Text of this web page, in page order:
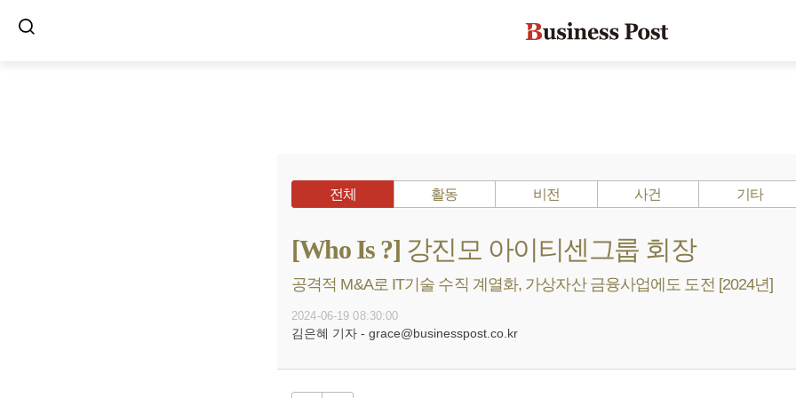
전체 활동 비전 사건 기타
[Who Is ?] 강진모 아이티센그룹 회장
공격적 M&A로 IT기술 수직 계열화, 가상자산 금융사업에도 도전 [2024년]
2024-06-19 08:30:00
김은혜 기자 - grace@businesspost.co.kr